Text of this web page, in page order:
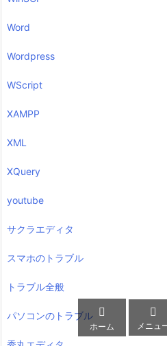
Word
Wordpress
WScript
XAMPP
XML
XQuery
youtube
サクラエディタ
スマホのトラブル
トラブル全般
パソコンのトラブル 
ホーム

メニュ